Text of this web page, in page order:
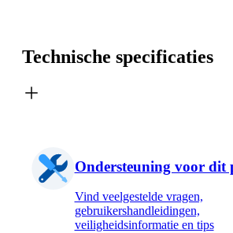
Technische specificaties
Ondersteuning voor dit
Vind veelgestelde vragen,
gebruikershandleidingen,
veiligheidsinformatie en tips